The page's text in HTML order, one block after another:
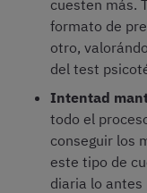
cuesten más.
formato de
otro,
del test
Intentad
todo el
conseguir los
este tipo de
diaria lo antes